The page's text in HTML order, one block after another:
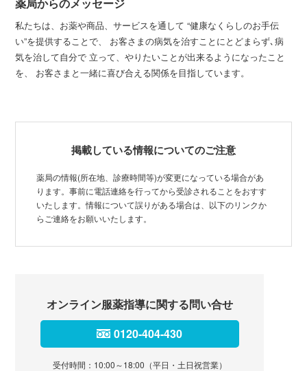
私たちは、お薬や商品、サービスを通して “健康なくらしのお手伝
い”を提供することで、 お客さまの病気を治すことにとどまらず､病
気を治して自分で 立って、やりたいことが出来るようになったこと
を、 お客さまと一緒に喜び合える関係を目指しています。
掲載している情報についてのご注意
薬局の情報(所在地、診療時間等)が変更になっている場合があ
ります。事前に電話連絡を行ってから受診されることをおすす
いたします。情報について誤りがある場合は、以下のリンクか
らご連絡をお願いいたします。
オンライン服薬指導に関する問い合せ
0120-404-430
受付時間：10:00～18:00（平日・土日祝営業）